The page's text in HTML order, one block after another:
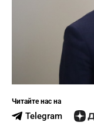
Читайте нас на
Telegram